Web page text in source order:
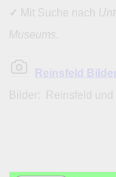
✓ Mit Suche nach
Museums.
Reinsfeld
Bilder: Reinsfeld und